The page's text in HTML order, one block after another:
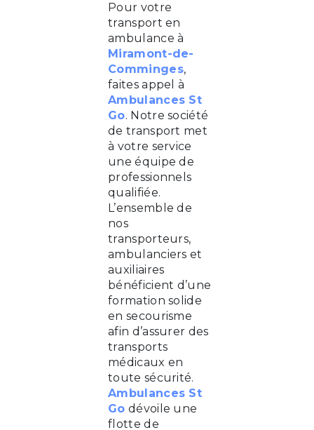
Pour votre
transport en
ambulance à
Miramont-de-
Comminges,
faites appel à
Ambulances St
Go. Notre société
de transport met
à votre service
une équipe de
professionnels
qualifiée.
L’ensemble de
nos
transporteurs,
ambulanciers et
auxiliaires
bénéficient d’une
formation solide
en secourisme
afin d’assurer des
transports
médicaux en
toute sécurité.
Ambulances St
Go dévoile une
flotte de